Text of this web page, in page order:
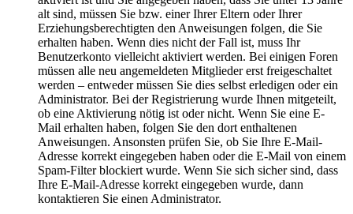
alt sind, müssen Sie bzw. einer Ihrer Eltern oder Ihrer
Erziehungsberechtigten den Anweisungen folgen, die Sie
erhalten haben. Wenn dies nicht der Fall ist, muss Ihr
Benutzerkonto vielleicht aktiviert werden. Bei einigen Foren
müssen alle neu angemeldeten Mitglieder erst freigeschaltet
werden – entweder müssen Sie dies selbst erledigen oder ein
Administrator. Bei der Registrierung wurde Ihnen mitgeteilt,
ob eine Aktivierung nötig ist oder nicht. Wenn Sie eine E-
Mail erhalten haben, folgen Sie den dort enthaltenen
Anweisungen. Ansonsten prüfen Sie, ob Sie Ihre E-Mail-
Adresse korrekt eingegeben haben oder die E-Mail von einem
Spam-Filter blockiert wurde. Wenn Sie sich sicher sind, dass
Ihre E-Mail-Adresse korrekt eingegeben wurde, dann
kontaktieren Sie einen Administrator.